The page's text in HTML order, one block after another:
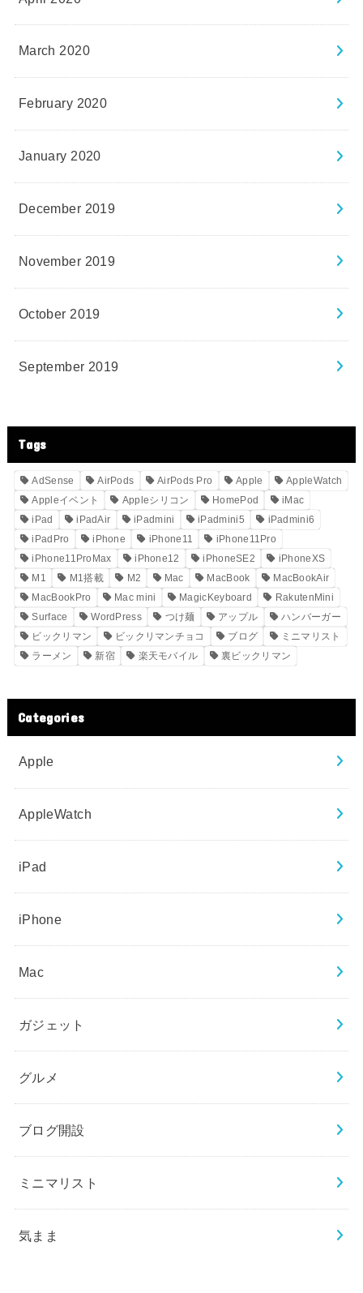
March 2020
February 2020
January 2020
December 2019
November 2019
October 2019
September 2019
Tags
AdSense AirPods AirPods Pro Apple
AppleWatch
Appleイベント
Appleシリコン HomePod
iMac
iPad
iPadAir iPadmini iPadmini5
iPadmini6
iPadPro
iPhone iPhone11
iPhone11Pro
iPhone11ProMax
iPhone12 iPhoneSE2
iPhoneXS
M1
M1搭載 M2 Mac MacBook
MacBookAir
MacBookPro
Mac mini MagicKeyboard
RakutenMini
Surface
WordPress つけ麺 アップル
ハンバーガー
ビックリマン
ビックリマンチョコ ブログ
ミニマリスト
ラーメン
新宿 楽天モバイル 裏ビックリマン
Categories
Apple
AppleWatch
iPad
iPhone
Mac
ガジェット
グルメ
ブログ開設
ミニマリスト
気まま